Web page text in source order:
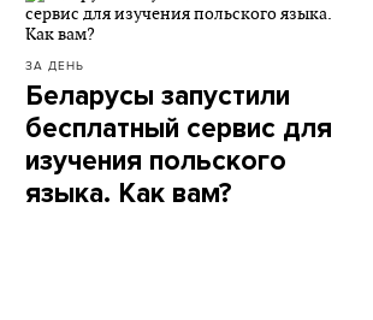
ЗА ДЕНЬ
Беларусы запустили
бесплатный сервис для
изучения польского
языка. Как вам?